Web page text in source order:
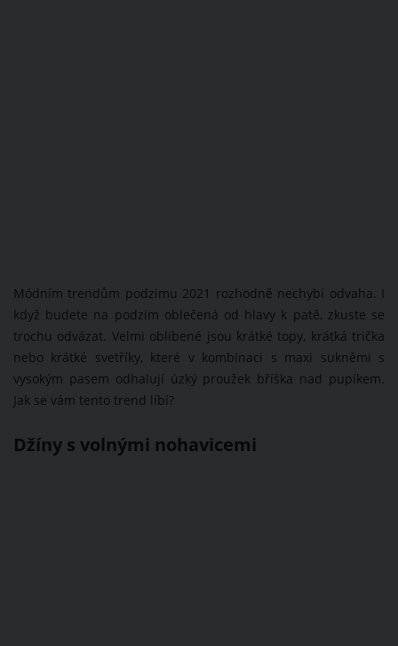
Módním trendům podzimu 2021 rozhodně nechybí odvaha. I
když budete na podzim oblečená od hlavy k patě, zkuste se
trochu odvázat. Velmi oblíbené jsou krátké topy, krátká trička
nebo krátké svetříky, které v kombinaci s maxi sukněmi s
vysokým pasem odhalují úzký proužek bříška nad pupíkem.
Jak se vám tento trend líbí?
Džíny s volnými nohavicemi